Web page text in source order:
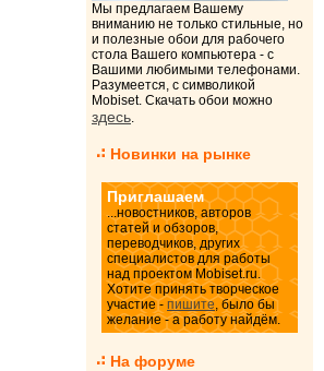
Мы предлагаем Вашему
вниманию не только стильные, но
и полезные обои для рабочего
стола Вашего компьютера - с
Вашими любимыми телефонами.
Разумеется, с символикой
Mobiset. Скачать обои можно
здесь.
Новинки на рынке
Приглашаем
...новостников, авторов
статей и обзоров,
переводчиков, других
специалистов для работы
над проектом Mobiset.ru.
Хотите принять творческое
участие - пишите, было бы
желание - а работу найдём.
На форуме